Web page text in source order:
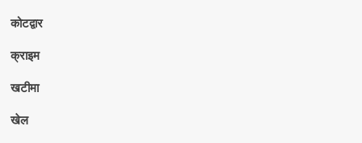
कोटद्वार
क्राइम
खटीमा
खेल